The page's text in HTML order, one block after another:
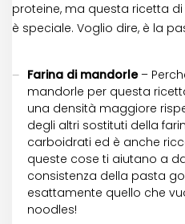
proteine, ma questa ricetta
è speciale. Voglio dire, è la
Farina di mandorle–
mandorle per questa
una densità maggiore
degli altri sostituti della
carboidrati ed è anche
queste cose ti aiutano a
consistenza della pasta
esattamente quello che
noodles!